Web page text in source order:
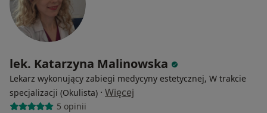
lek. Katarzyna Malinowska
Lekarz wykonujący zabiegi medycyny estetycznej, W trakcie
specjalizacji (Okulista) · Więcej
5 opinii